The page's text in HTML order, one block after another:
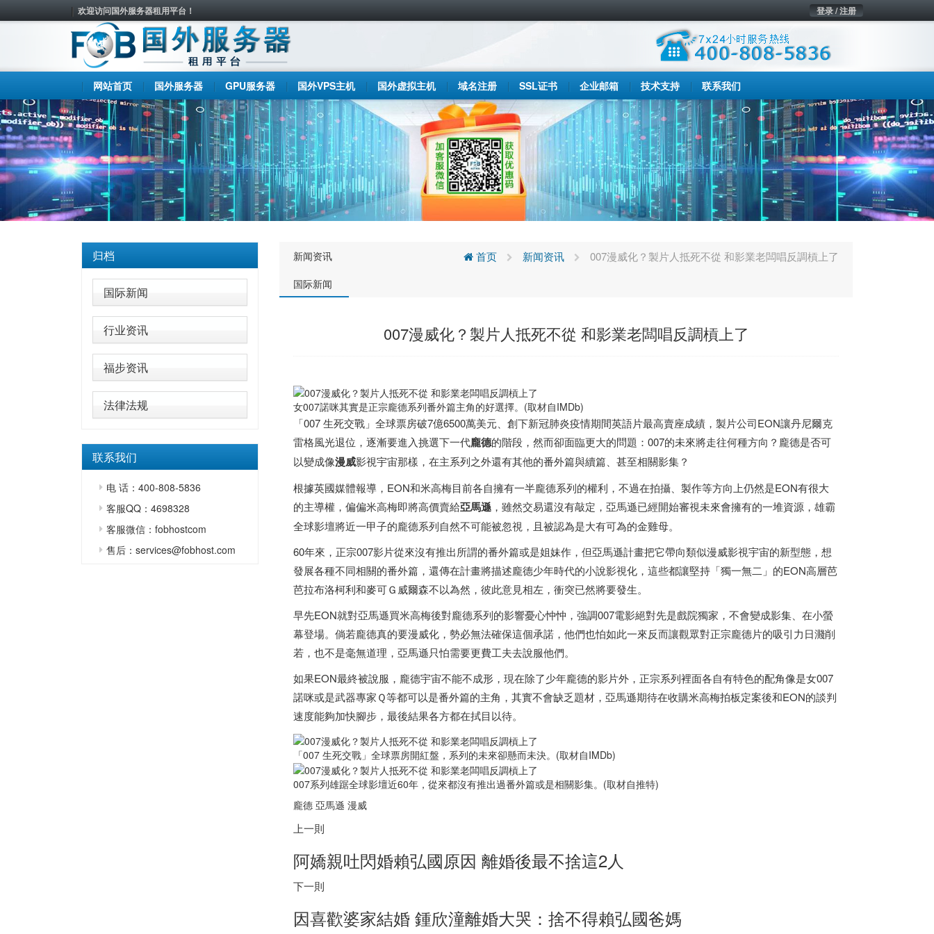
欢迎访问国外服务器租用平台！ 登录 / 注册
网站首页 国外服务器 GPU服务器 国外VPS主机 国外虚拟主机 域名注册 SSL证书 企业邮箱 技术支持 联系我们
归档
国际新闻
行业资讯
福步资讯
法律法规
联系我们
电 话：400-808-5836
客服QQ：4698328
客服微信：fobhostcom
售后：services@fobhost.com
新闻资讯
国际新闻
首页 新闻资讯 007漫威化？製片人抵死不從 和影業老闆唱反調槓上了
007漫威化？製片人抵死不從 和影業老闆唱反調槓上了
女007諾咪其實是正宗龐德系列番外篇主角的好選擇。(取材自IMDb)
「007 生死交戰」全球票房破7億6500萬美元、創下新冠肺炎疫情期間英語片最高賣座成績，製片公司EON讓丹尼爾克
雷格風光退位，逐漸要進入挑選下一代龐德的階段，然而卻面臨更大的問題：007的未來將走往何種方向？龐德是否可
以變成像漫威影視宇宙那樣，在主系列之外還有其他的番外篇與續篇、甚至相關影集？
根據英國媒體報導，EON和米高梅目前各自擁有一半龐德系列的權利，不過在拍攝、製作等方向上仍然是EON有很大
的主導權，偏偏米高梅即將高價賣給亞馬遜 ，雖然交易還沒有敲定，亞馬遜已經開始審視未來會擁有的一堆資源，雄霸
全球影壇將近一甲子的龐德系列自然不可能被忽視，且被認為是大有可為的金雞母。
60年來，正宗007影片從來沒有推出所謂的番外篇或是姐妹作，但亞馬遜計畫把它帶向類似漫威影視宇宙的新型態，想
發展各種不同相關的番外篇，還傳在計畫將描述龐德少年時代的小說影視化，這些都讓堅持「獨一無二」的EON高層芭
芭拉布洛柯利和麥可Ｇ威爾森不以為然，彼此意見相左，衝突已然將要發生。
早先EON就對亞馬遜買米高梅後對龐德系列的影響憂心忡忡，強調007電影絕對先是戲院獨家，不會變成影集、在小螢
幕登場。倘若龐德真的要漫威化，勢必無法確保這個承諾，他們也怕如此一來反而讓觀眾對正宗龐德片的吸引力日濺削
若，也不是毫無道理，亞馬遜只怕需要更費工夫去說服他們。
如果EON最終被說服，龐德宇宙不能不成形，現在除了少年龐德的影片外，正宗系列裡面各自有特色的配角像是女007
諾咪或是武器專家Ｑ等都可以是番外篇的主角，其實不會缺乏題材，亞馬遜期待在收購米高梅拍板定案後和EON的談判
速度能夠加快腳步，最後結果各方都在拭目以待。
「007 生死交戰」全球票房開紅盤，系列的未來卻懸而未決。(取材自IMDb)
007系列雄踞全球影壇近60年，從來都沒有推出過番外篇或是相關影集。(取材自推特)
龐德 亞馬遜 漫威
上一則
阿嬌親吐閃婚賴弘國原因 離婚後最不捨這2人
下一則
因喜歡婆家結婚 鍾欣潼離婚大哭：捨不得賴弘國爸媽